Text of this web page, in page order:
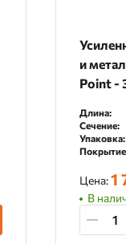
и
Point -
Длина:
Сечение:
Упаковка:
Цена:1
В